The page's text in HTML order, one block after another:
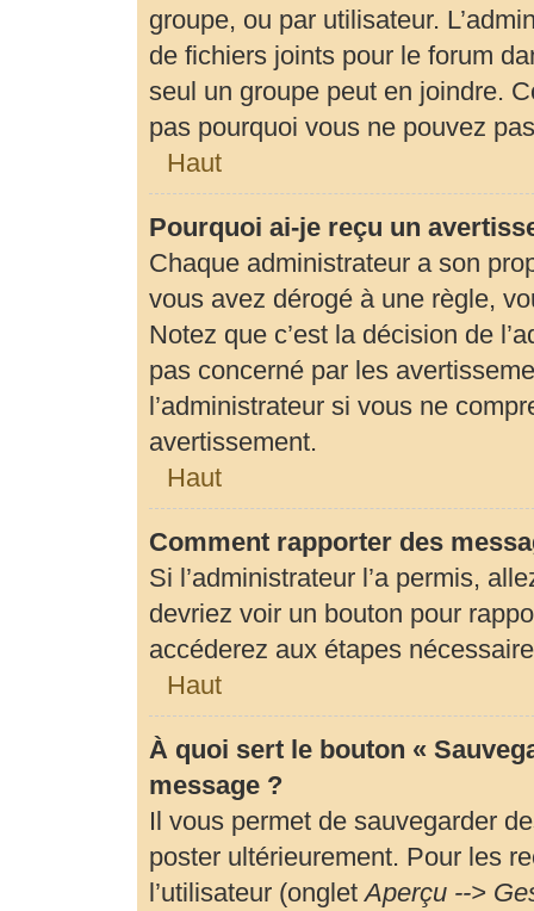
groupe, ou par utilisateur.
de fichiers joints pour le forum
seul un groupe peut en joindre.
pas pourquoi vous ne pouvez
Haut
Pourquoi ai-je reçu un
Chaque administrateur a son
vous avez dérogé à une règle,
Notez que c’est la décision de
pas concerné par les
l’administrateur si vous ne
avertissement.
Haut
Comment rapporter des
Si l’administrateur l’a permis,
devriez voir un bouton pour
accéderez aux étapes
Haut
À quoi sert le bouton «
message ?
Il vous permet de sauvegarder
poster ultérieurement. Pour les
l’utilisateur (ongletAperçu -->